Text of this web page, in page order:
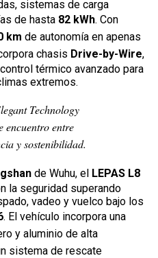
sistemas de carga
de hasta 82 kWh. Con
km de autonomía en apenas
chasis Drive-by-Wire,
térmico avanzado para
extremos.
Technology
encuentro entre
y sostenibilidad.
de Wuhu, el LEPAS L8
la seguridad superando
vadeo y vuelco bajo los
. El vehículo incorpora una
y aluminio de alta
sistema de rescate